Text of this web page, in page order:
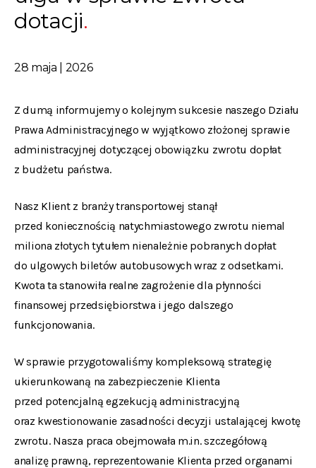
dotacji
28 maja | 2026
Z dumą informujemy o kolejnym sukcesie naszego Działu
Prawa Administracyjnego w wyjątkowo złożonej sprawie
administracyjnej dotyczącej obowiązku zwrotu dopłat
z budżetu państwa.
Nasz Klient z branży transportowej stanął
przed koniecznością natychmiastowego zwrotu niemal
miliona złotych tytułem nienależnie pobranych dopłat
do ulgowych biletów autobusowych wraz z odsetkami.
Kwota ta stanowiła realne zagrożenie dla płynności
finansowej przedsiębiorstwa i jego dalszego
funkcjonowania.
W sprawie przygotowaliśmy kompleksową strategię
ukierunkowaną na zabezpieczenie Klienta
przed potencjalną egzekucją administracyjną
oraz kwestionowanie zasadności decyzji ustalającej kwotę
zwrotu. Nasza praca obejmowała m.in. szczegółową
analizę prawną, reprezentowanie Klienta przed organami